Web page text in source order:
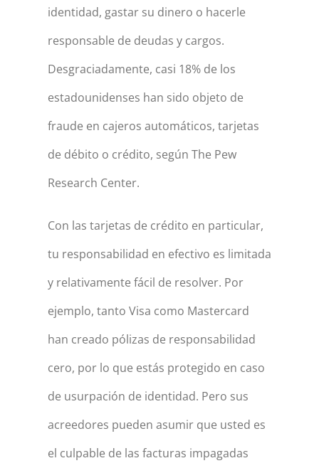
identidad, gastar su dinero o hacerle
responsable de deudas y cargos.
Desgraciadamente, casi 18% de los
estadounidenses han sido objeto de
fraude en cajeros automáticos, tarjetas
de débito o crédito, según The Pew
Research Center.
Con las tarjetas de crédito en particular,
tu responsabilidad en efectivo es limitada
y relativamente fácil de resolver. Por
ejemplo, tanto Visa como Mastercard
han creado pólizas de responsabilidad
cero, por lo que estás protegido en caso
de usurpación de identidad. Pero sus
acreedores pueden asumir que usted es
el culpable de las facturas impagadas